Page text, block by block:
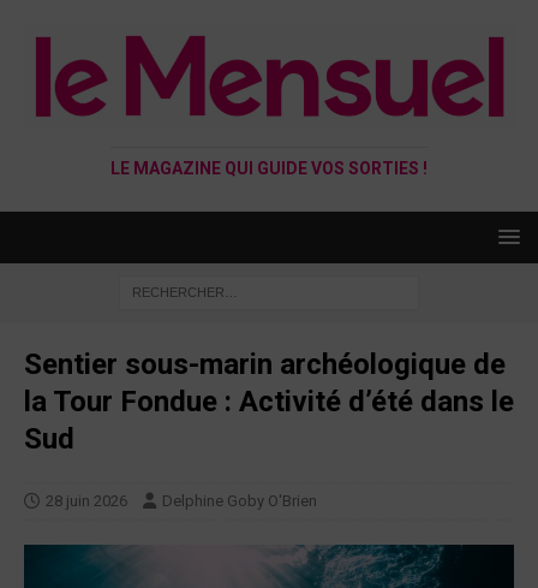
LE MAGAZINE QUI GUIDE VOS SORTIES !
Sentier sous-marin archéologique de
la Tour Fondue : Activité d’été dans le
Sud
28 juin 2026 Delphine Goby O'Brien